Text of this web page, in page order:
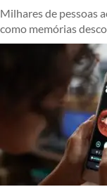
Milhares de pessoas
como memórias